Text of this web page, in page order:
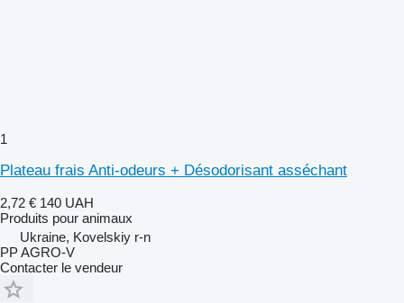
1
Plateau frais Anti-odeurs + Désodorisant asséchant
2,72 € 140 UAH
Produits pour animaux
Ukraine, Kovelskiy r-n
PP AGRO-V
Contacter le vendeur